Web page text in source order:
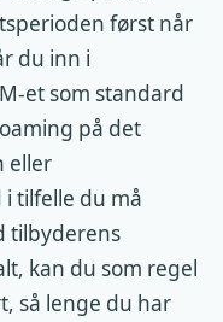
først når
du inn i
et som standard
på det
eller
tilfelle du må
tilbyderens
kan du som regel
så lenge du har